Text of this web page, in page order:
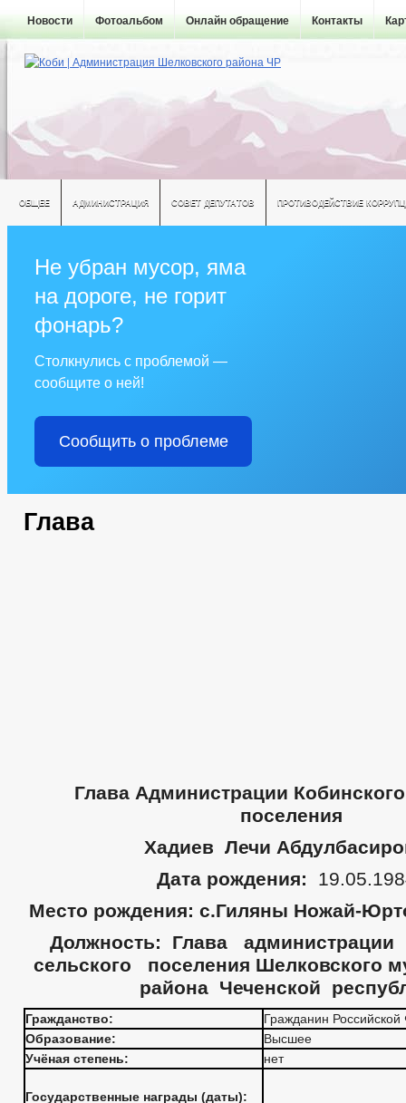
Новости Фотоальбом Онлайн обращение Контакты
ОБЩЕЕ АДМИНИСТРАЦИЯ СОВЕТ ДЕПУТАТОВ ПРОТИВОДЕЙСТВИЕ
Не убран мусор, яма
на дороге, не горит
фонарь?
Столкнулись с проблемой —
сообщите о ней!
Сообщить о проблеме
Глава
Глава Администрации
поселения
Хадиев Лечи
Дата рождения:
Место рождения: c.Гиляны Ножай-
Должность: Глава
сельского поселения Шелковского
района Чеченской
Гражданство:
Гражданин
Образование:
Высшее
Учёная степень:
нет
Государственные награды (даты):